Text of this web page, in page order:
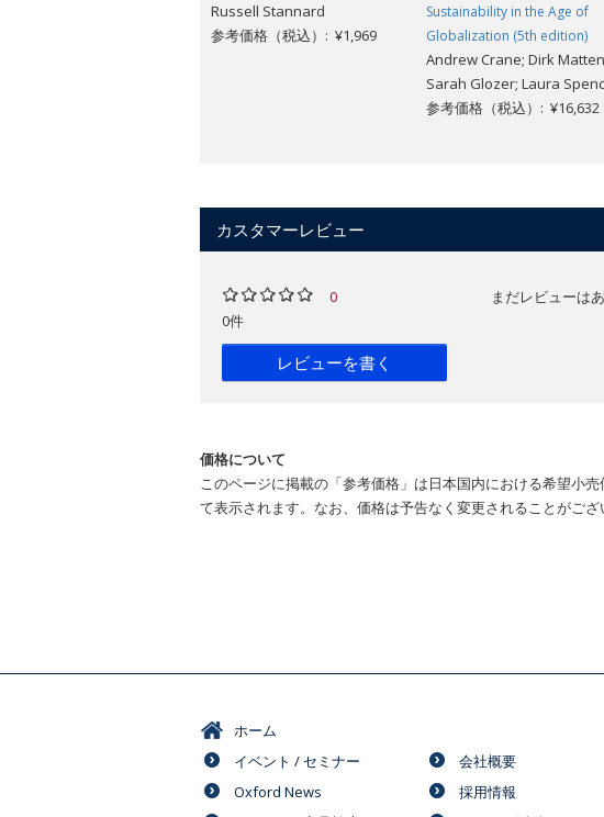
Russell Stannard
参考価格（税込）: ¥1,969
Sustainability in the Age of
Globalization (5th edition)
Andrew Crane; Dirk
Sarah Glozer; Laura
参考価格（税込）: ¥16,632
カスタマーレビュー
0
0件
レビューを書く
まだレビューは
価格について
このページに掲載の「参考価格」は日本国内における希望小
て表示されます。なお、価格は予告なく変更されることがござ
ホーム
イベント / セミナー
Oxford News
会社概要
採用情報